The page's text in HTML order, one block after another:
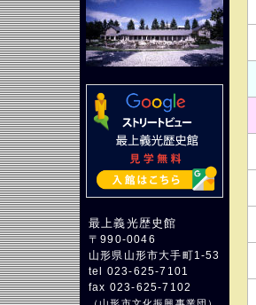
最上義光歴史館
〒990-0046
山形県山形市大手町1-53
tel 023-625-7101
fax 023-625-7102